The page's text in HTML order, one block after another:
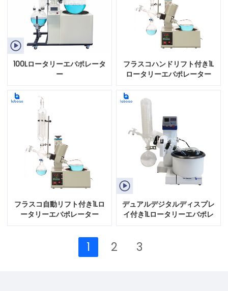

100Lロータリーエバポレータ
ー
フラスコハンドリフト付き1L
ロータリーエバポレーター
フラスコ自動リフト付き1Lロ
ータリーエバポレーター

デュアルデジタルディスプレ
イ付き1Lロータリーエバポレ
ーター
1 2 3